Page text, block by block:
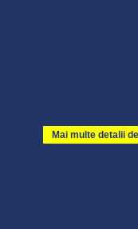
Mai multe detalii